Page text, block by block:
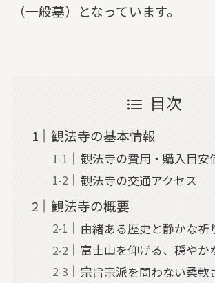
（一般墓）となっています。
目次
観法寺の基本情報
観法寺の費用・購入目安
観法寺の交通アクセス
観法寺の概要
由緒ある歴史と静かな祈
富士山を仰げる、穏やか
宗旨宗派を問わない柔軟